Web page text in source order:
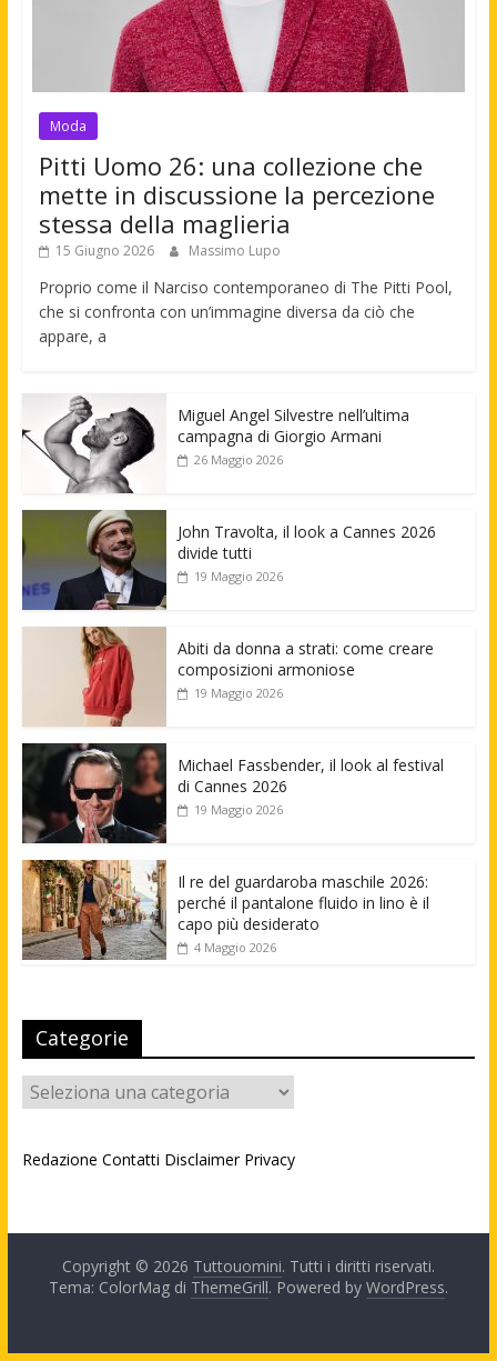
Moda
Pitti Uomo 26: una collezione che
mette in discussione la percezione
stessa della maglieria
15 Giugno 2026 Massimo Lupo
Proprio come il Narciso contemporaneo di The Pitti Pool,
che si confronta con un’immagine diversa da ciò che
appare, a
Miguel Angel Silvestre nell’ultima
campagna di Giorgio Armani
26 Maggio 2026
John Travolta, il look a Cannes 2026
divide tutti
19 Maggio 2026
Abiti da donna a strati: come creare
composizioni armoniose
19 Maggio 2026
Michael Fassbender, il look al festival
di Cannes 2026
19 Maggio 2026
Il re del guardaroba maschile 2026:
perché il pantalone fluido in lino è il
capo più desiderato
4 Maggio 2026
Categorie
Categorie
Redazione Contatti Disclaimer Privacy
Copyright © 2026 Tuttouomini. Tutti i diritti riservati.
Tema: ColorMag di ThemeGrill. Powered by WordPress.